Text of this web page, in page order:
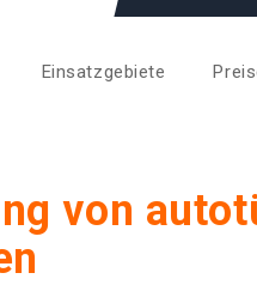
Einsatzgebiete
von